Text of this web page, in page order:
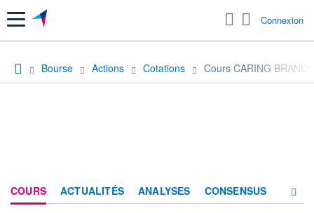
Menu Connexion
Bourse Actions Cotations Cours CARING BRANDS
COURS ACTUALITÉS ANALYSES CONSENSUS